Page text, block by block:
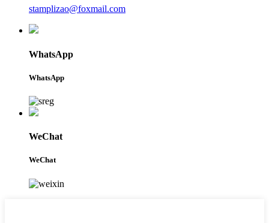
stamplizao@foxmail.com
WhatsApp
WhatsApp
WeChat
WeChat